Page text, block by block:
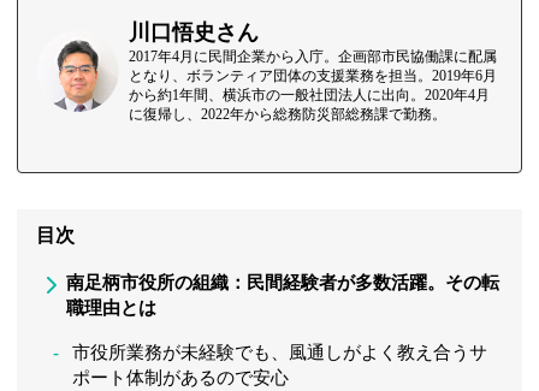
川口悟史さん
2017年4月に民間企業から入庁。企画部市民協働課に配属
となり、ボランティア団体の支援業務を担当。2019年6月
から約1年間、横浜市の一般社団法人に出向。2020年4月
に復帰し、2022年から総務防災部総務課で勤務。
目次
南足柄市役所の組織：民間経験者が多数活躍。その転
職理由とは
市役所業務が未経験でも、風通しがよく教え合うサ
ポート体制があるので安心